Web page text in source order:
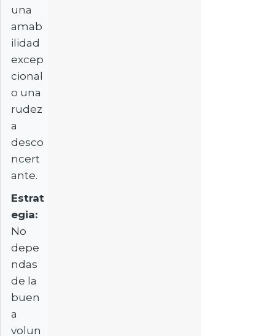
una
amab
ilidad
excep
cional
o una
rudez
a
desco
ncert
ante.
Estrat
egia:
No
depe
ndas
de la
buen
a
volun